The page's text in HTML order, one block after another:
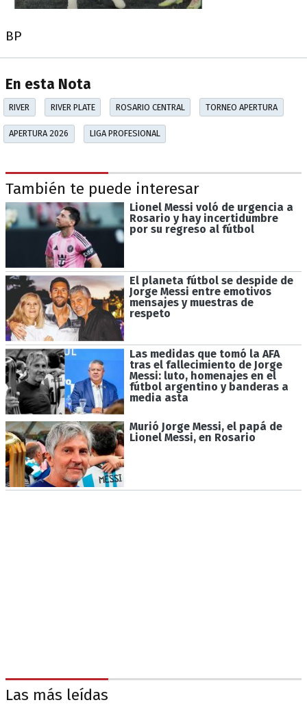
BP
En esta Nota
RIVER RIVER PLATE ROSARIO CENTRAL TORNEO APERTURA
APERTURA 2026 LIGA PROFESIONAL
También te puede interesar
Lionel Messi voló de urgencia a
Rosario y hay incertidumbre
por su regreso al fútbol
El planeta fútbol se despide de
Jorge Messi entre emotivos
mensajes y muestras de
respeto
Las medidas que tomó la AFA
tras el fallecimiento de Jorge
Messi: luto, homenajes en el
fútbol argentino y banderas a
media asta
Murió Jorge Messi, el papá de
Lionel Messi, en Rosario
Las más leídas